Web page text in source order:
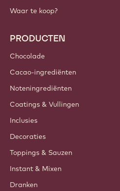
Waar te koop?
PRODUCTEN
Chocolade
Cacao-ingrediënten
Noteningrediënten
Coatings & Vullingen
Inclusies
Decoraties
Toppings & Sauzen
Instant & Mixen
Dranken